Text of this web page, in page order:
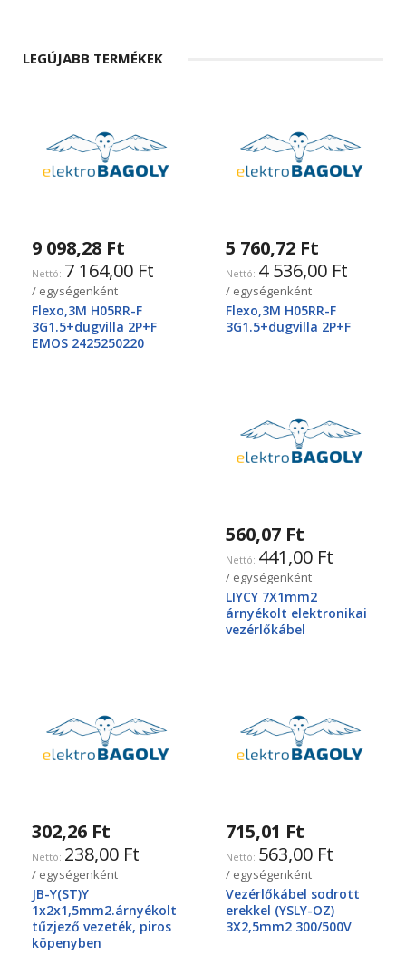
LEGÚJABB TERMÉKEK
9 098,28 Ft
7 164,00 Ft
/ egységenként
Flexo,3M H05RR-F
3G1.5+dugvilla 2P+F
EMOS 2425250220
5 760,72 Ft
4 536,00 Ft
/ egységenként
Flexo,3M H05RR-F
3G1.5+dugvilla 2P+F
560,07 Ft
441,00 Ft
/ egységenként
LIYCY 7X1mm2
árnyékolt elektronikai
vezérlőkábel
302,26 Ft
238,00 Ft
/ egységenként
JB-Y(ST)Y
1x2x1,5mm2.árnyékolt
tűzjező vezeték, piros
köpenyben
715,01 Ft
563,00 Ft
/ egységenként
Vezérlőkábel sodrott
erekkel (YSLY-OZ)
3X2,5mm2 300/500V